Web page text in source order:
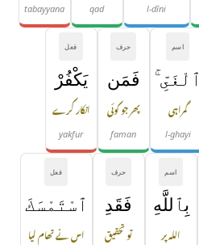
l-dīni
qad
tabayyana
اسم
ٱلْغَىِّ ۚ
گمراہی
l-ghayi
حرف
فَمَن
پھر جو کوئی
faman
فعل
يَكْفُرْ
انکار کرے
yakfur
اسم
بِٱللَّهِ
اللہ پر
حرف
فَقَدِ
تو تحقیق
فعل
ٱسْتَمْسَكَ
اس نے تھام لیا